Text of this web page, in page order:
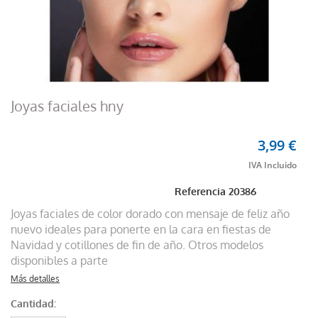
Joyas faciales hny
Referencia20386
3,99 €
Joyas faciales de color dorado con mensaje de feliz año
nuevo ideales para ponerte en la cara en fiestas de
Navidad y cotillones de fin de año. Otros modelos
disponibles a parte
Más detalles
Cantidad: